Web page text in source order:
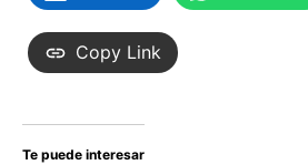
Copy Link
Te puede interesar